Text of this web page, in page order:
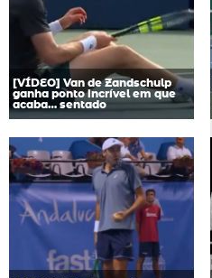
[VÍDEO] Van de Zandschulp
ganha ponto incrível em que
acaba… sentado